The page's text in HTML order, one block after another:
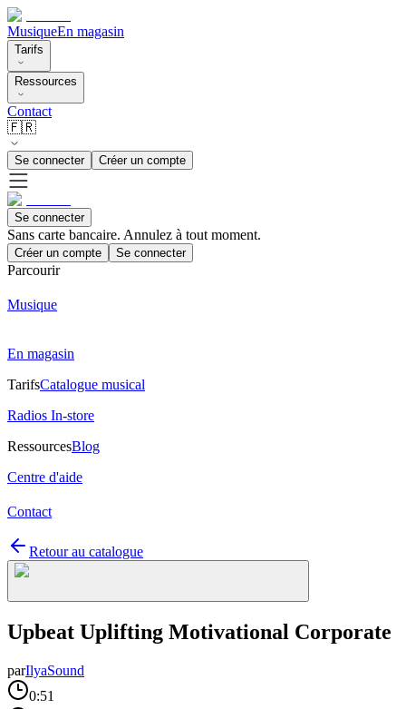
MusiqueEn magasin
Tarifs
Ressources
Contact
🇫🇷
Se connecter Créer un compte
Se connecter
Sans carte bancaire. Annulez à tout moment.
Créer un compte Se connecter
Parcourir
Musique
En magasin
TarifsCatalogue musical
Radios In-store
RessourcesBlog
Centre d'aide
Contact
Retour au catalogue
Upbeat Uplifting Motivational Corporate
parIlyaSound
0:51